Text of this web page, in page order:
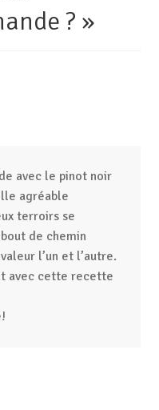
? »
avec le pinot noir
agréable
terroirs se
de chemin
l’un et l’autre.
avec cette recette